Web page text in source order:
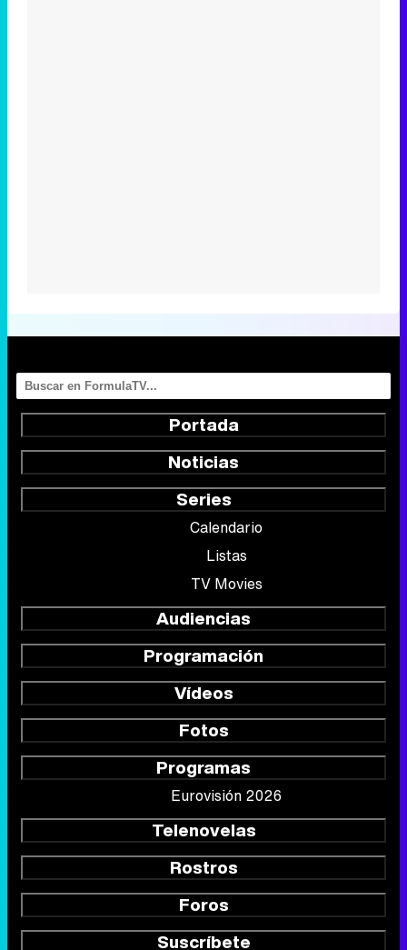
Portada
Noticias
Series
Calendario
Listas
TV Movies
Audiencias
Programación
Vídeos
Fotos
Programas
Eurovisión 2026
Telenovelas
Rostros
Foros
Suscríbete